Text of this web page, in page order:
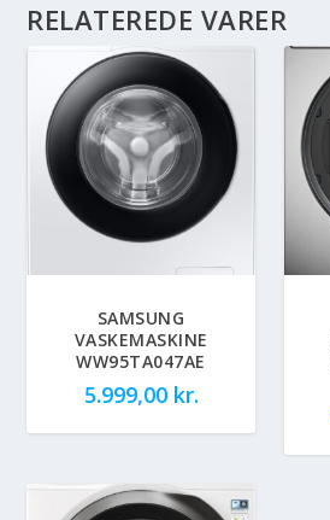
RELATEREDE VARER
SAMSUNG
VASKEMASKINE
WW95TA047AE
5.999,00 kr.